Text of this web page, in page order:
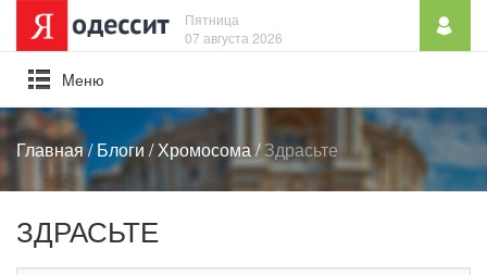
Пятница
07 августа 2026
Mеню
Главная/Блоги/Хромосома/Здрасьте
ЗДРАСЬТЕ